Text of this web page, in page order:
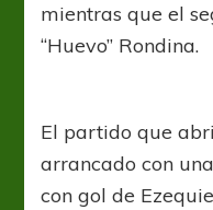
mientras que el
“Huevo” Rondina.
El partido que
arrancado con
con gol de